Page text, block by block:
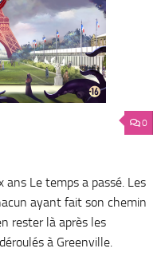
0
ans Le temps a passé. Les
ayant fait son chemin
rester là après les
à Greenville.